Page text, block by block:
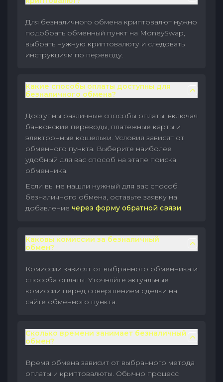
Для безналичного обмена криптовалют нужно
подобрать обменный пункт на MoneySwap,
выбрать нужную криптовалюту и следовать
инструкциям по переводу.
Какие способы оплаты доступны для
безналичного обмена?
Доступны различные способы оплаты, включая
банковские переводы, платежные карты и
электронные кошельки. Условия зависят от
обменного пункта. Выберите наиболее
удобный для вас способ на этапе поиска
обменника.
Если вы не нашли нужный для вас способ
безналичного обмена, оставьте заявку на
добавление через форму обратной связи.
Каковы комиссии за безналичный
обмен?
Комиссии зависят от выбранного обменника и
способа оплаты. Уточняйте актуальные
комиссии перед совершением сделки на
сайте обменного пункта.
Сколько времени занимает безналичный
обмен?
Время обмена зависит от выбранного метода
оплаты и криптовалюты. Обычно процесс